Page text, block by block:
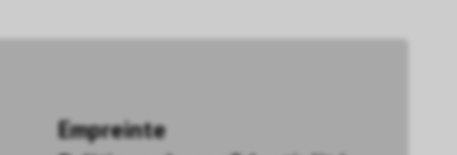
Empreinte